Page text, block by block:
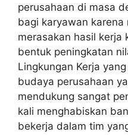
perusahaan di masa
bagi karyawan karena
merasakan hasil kerja
bentuk peningkatan
Lingkungan Kerja
budaya perusahaan
mendukung sangat
kali menghabiskan
bekerja dalam tim